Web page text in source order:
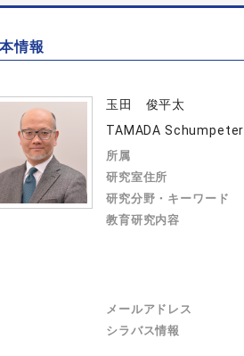
情報
玉田 俊平太
TAMADA Schumpeter
所属
研究室住所
研究分野・キーワード
教育研究内容
メールアドレス
シラバス情報